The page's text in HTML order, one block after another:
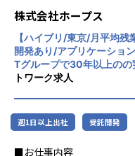
を提供し、世の中の仕事の
【ホープスの目指す世界】
《ERP導入を支援し、業
国内全体では基幹業務の
準大手から中堅規模の企
多くERP導入の課題感は
ホープスはそのような企業
しています。
Cloudや
業の業務プ
化を図って
社風/文化
社内の風通
特徴です。
景を持つ社
株式会社ホープス
【ハイブリ/東京/月平均
開発あり/アプリケーショ
Tグループで30年以上のの
トワーク求人
週1日以上出社 受託開発
■お仕事内容